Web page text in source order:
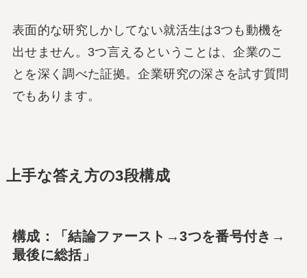
表面的な研究しかしてない就活生は3つも動機を
出せません。3つ言えるということは、企業のこ
とを深く調べた証拠。企業研究の深さを試す質問
でもあります。
上手な答え方の3段構成
構成：「結論ファースト→3つを番号付き→
最後に総括」